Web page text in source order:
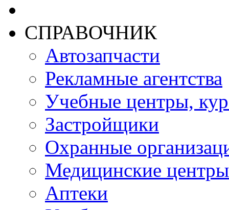
СПРАВОЧНИК
Автозапчасти
Рекламные агентства
Учебные центры,
Застройщики
Охранные
Медицинские центры
Аптеки